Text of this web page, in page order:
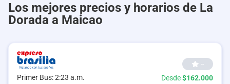
Los mejores precios y horarios de La
Dorada a Maicao
Primer Bus: 2:23 a.m.
--
Desde$162.000